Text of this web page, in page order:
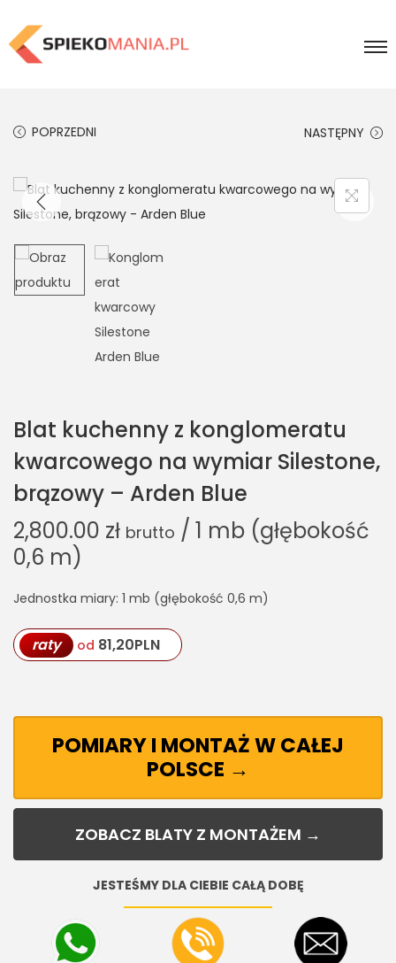
POPRZEDNI NASTĘPNY
Blat kuchenny z konglomeratu
kwarcowego na wymiar Silestone,
brązowy – Arden Blue
2,800.00 zł brutto / 1 mb (głębokość
0,6 m)
Jednostka miary: 1 mb (głębokość 0,6 m)
raty od 81,20PLN
POMIARY I MONTAŻ W CAŁEJ
POLSCE →
ZOBACZ BLATY Z MONTAŻEM →
JESTEŚMY DLA CIEBIE CAŁĄ DOBĘ